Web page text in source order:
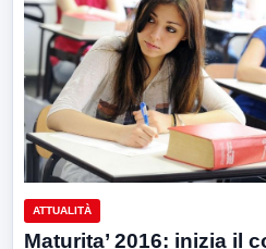
ATTUALITÀ
Maturita’ 2016: inizia il